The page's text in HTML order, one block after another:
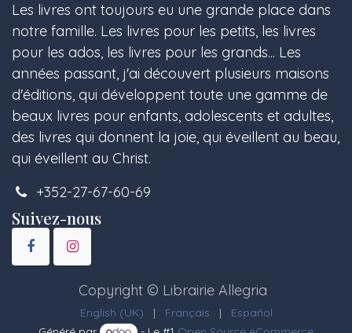
Les livres ont toujours eu une grande place dans
notre famille. Les livres pour les petits, les livres
pour les ados, les livres pour les grands... Les
années passant, j'ai découvert plusieurs maisons
d'éditions, qui développent toute une gamme de
beaux livres pour enfants, adolescents et adultes,
des livres qui donnent la joie, qui éveillent au beau,
qui éveillent au Christ.
+352-27-67-60-69
Suivez-nous
Copyright © Librairie Allegria
English (UK) | Français |
Español